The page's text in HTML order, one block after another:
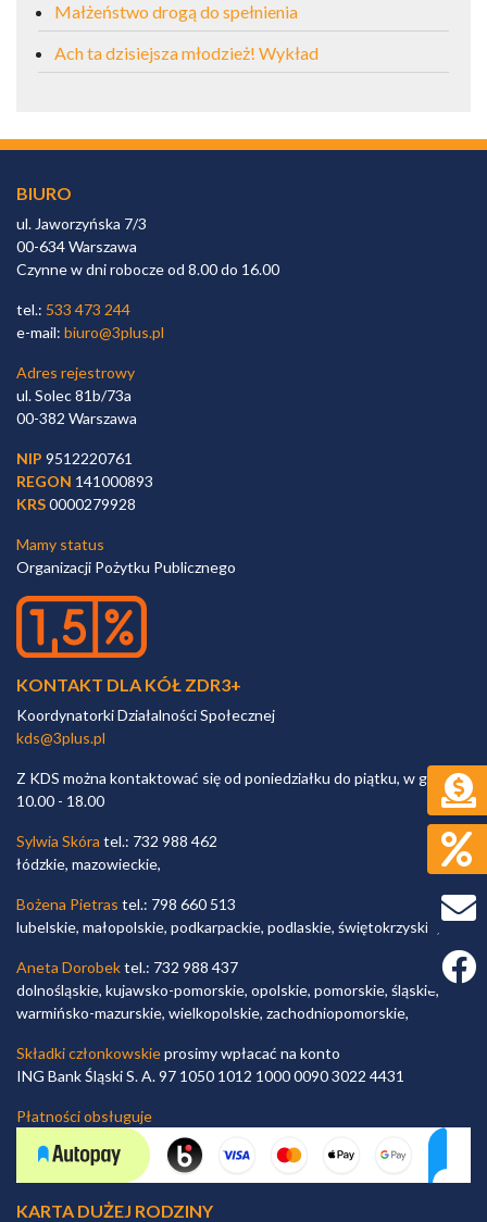
Małżeństwo drogą do spełnienia
Ach ta dzisiejsza młodzież! Wykład
BIURO
ul. Jaworzyńska 7/3
00-634 Warszawa
Czynne w dni robocze od 8.00 do 16.00
tel.: 533 473 244
e-mail: biuro@3plus.pl
Adres rejestrowy
ul. Solec 81b/73a
00-382 Warszawa
NIP 9512220761
REGON 141000893
KRS0000279928
Mamy status
Organizacji Pożytku Publicznego
KONTAKT DLA KÓŁ ZDR3+
Koordynatorki Działalności Społecznej
kds@3plus.pl
Z KDS można kontaktować się od poniedziałku do piątku, w godz.
10.00 - 18.00
Sylwia Skóra tel.: 732 988 462
łódzkie, mazowieckie,
Bożena Pietras tel.: 798 660 513
lubelskie, małopolskie, podkarpackie, podlaskie, świętokrzyskie,
Aneta Dorobektel.: 732 988 437
dolnośląskie, kujawsko-pomorskie, opolskie, pomorskie, śląskie,
warmińsko-mazurskie, wielkopolskie, zachodniopomorskie,
Składki członkowskieprosimy wpłacać na konto
ING Bank Śląski S. A. 97 1050 1012 1000 0090 3022 4431
Płatności obsługuje
KARTA DUŻEJ RODZINY